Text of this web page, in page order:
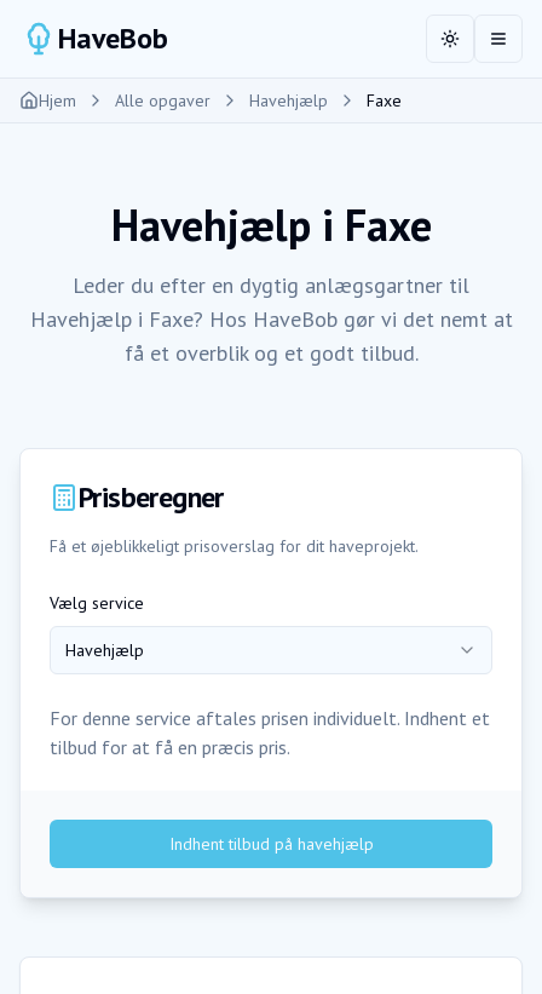
HaveBob ToggleÅbn
Hjem Alle opgaver Havehjælp Faxe
Havehjælp i Faxe
Leder du efter en dygtig anlægsgartner til
Havehjælp i Faxe? Hos HaveBob gør vi det nemt at
få et overblik og et godt tilbud.
Prisberegner
Få et øjeblikkeligt prisoverslag for dit haveprojekt.
Vælg service
Havehjælp
For denne service aftales prisen individuelt. Indhent et
tilbud for at få en præcis pris.
Indhent tilbud på havehjælp